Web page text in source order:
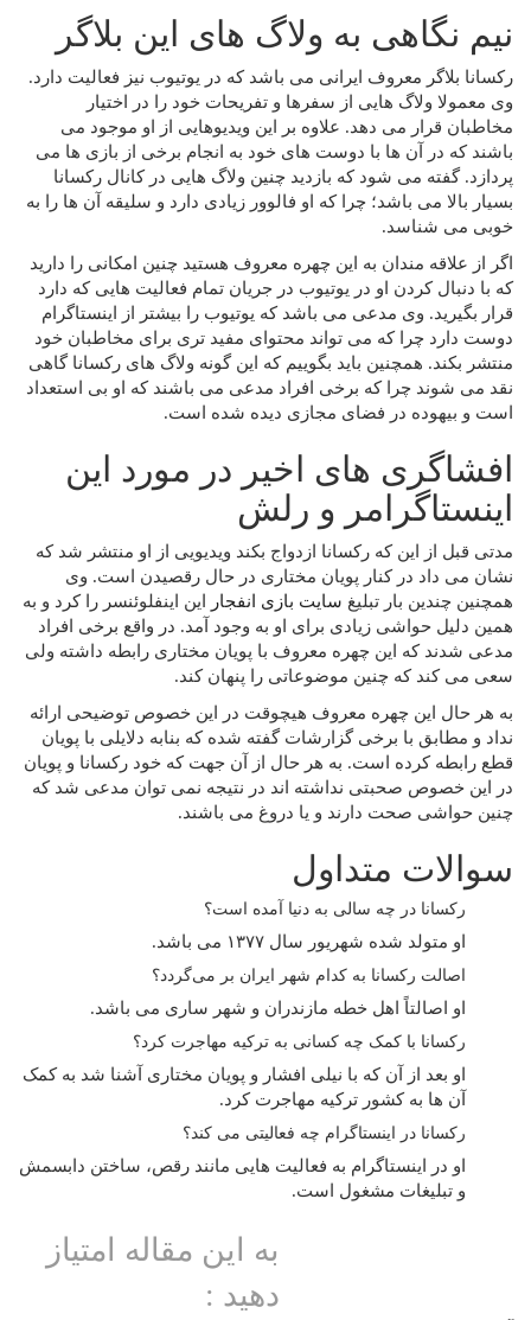
نیم نگاهی به ولاگ های این بلاگر
رکسانا بلاگر معروف ایرانی می باشد که در یوتیوب نیز فعالیت دارد.
وی معمولا ولاگ هایی از سفرها و تفریحات خود را در اختیار
مخاطبان قرار می دهد. علاوه بر این ویدیوهایی از او موجود می
باشند که در آن ها با دوست های خود به انجام برخی از بازی ها می
پردازد. گفته می شود که بازدید چنین ولاگ هایی در کانال رکسانا
بسیار بالا می باشد؛ چرا که او فالوور زیادی دارد و سلیقه آن ها را به
خوبی می شناسد.
اگر از علاقه مندان به این چهره معروف هستید چنین امکانی را دارید
که با دنبال کردن او در یوتیوب در جریان تمام فعالیت هایی که دارد
قرار بگیرید. وی مدعی می باشد که یوتیوب را بیشتر از اینستاگرام
دوست دارد چرا که می تواند محتوای مفید تری برای مخاطبان خود
منتشر بکند. همچنین باید بگوییم که این گونه ولاگ های رکسانا گاهی
نقد می شوند چرا که برخی افراد مدعی می باشند که او بی استعداد
است و بیهوده در فضای مجازی دیده شده است.
افشاگری های اخیر در مورد این
اینستاگرامر و رلش
مدتی قبل از این که رکسانا ازدواج بکند ویدیویی از او منتشر شد که
نشان می داد در کنار پویان مختاری در حال رقصیدن است. وی
همچنین چندین بار تبلیغ سایت بازی انفجار
این اینفلوئنسر را کرد و به
همین دلیل حواشی زیادی برای او به وجود آمد. در واقع برخی افراد
مدعی شدند که این چهره معروف با پویان مختاری رابطه داشته ولی
سعی می کند که چنین موضوعاتی را پنهان کند.
به هر حال این چهره معروف هیچوقت در این خصوص توضیحی ارائه
نداد و مطابق با برخی گزارشات گفته شده که بنابه دلایلی با پویان
قطع رابطه کرده است. به هر حال از آن جهت که خود رکسانا و پویان
در این خصوص صحبتی نداشته اند در نتیجه نمی توان مدعی شد که
چنین حواشی صحت دارند و یا دروغ می باشند.
سوالات متداول
رکسانا در چه سالی به دنیا آمده است؟
او متولد شده شهریور سال ۱۳۷۷ می باشد.
اصالت رکسانا به کدام شهر ایران بر می‌گردد؟
او اصالتاً اهل خطه مازندران و شهر ساری می باشد.
رکسانا با کمک چه کسانی به ترکیه مهاجرت کرد؟
او بعد از آن که با نیلی افشار و پویان مختاری آشنا شد به کمک
آن ها به کشور ترکیه مهاجرت کرد.
رکسانا در اینستاگرام چه فعالیتی می کند؟
او در اینستاگرام به فعالیت‌ هایی مانند رقص، ساختن دابسمش
و تبلیغات مشغول است.
به این مقاله امتیاز
دهید :